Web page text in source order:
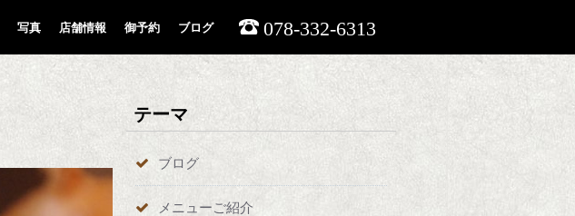
写真 店舗情報 御予約 ブログ 078-332-6313
テーマ
ブログ
メニューご紹介